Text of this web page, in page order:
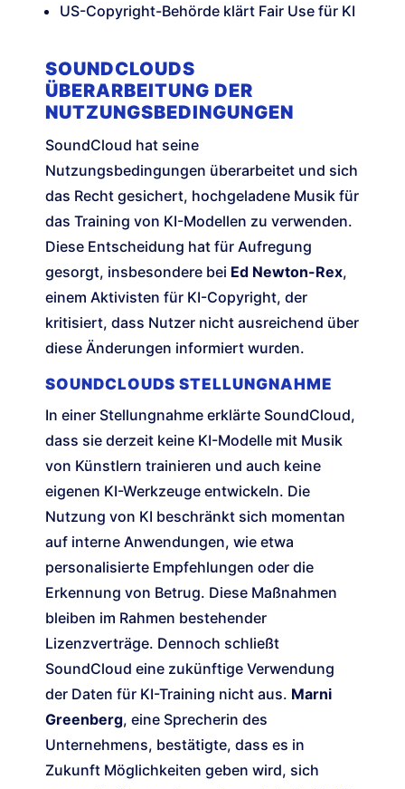
US-Copyright-Behörde klärt Fair Use für KI
SOUNDCLOUDS
ÜBERARBEITUNG DER
NUTZUNGSBEDINGUNGEN
SoundCloud hat seine
Nutzungsbedingungen überarbeitet und sich
das Recht gesichert, hochgeladene Musik für
das Training von KI-Modellen zu verwenden.
Diese Entscheidung hat für Aufregung
gesorgt, insbesondere bei Ed Newton-Rex,
einem Aktivisten für KI-Copyright, der
kritisiert, dass Nutzer nicht ausreichend über
diese Änderungen informiert wurden.
SOUNDCLOUDS STELLUNGNAHME
In einer Stellungnahme erklärte SoundCloud,
dass sie derzeit keine KI-Modelle mit Musik
von Künstlern trainieren und auch keine
eigenen KI-Werkzeuge entwickeln. Die
Nutzung von KI beschränkt sich momentan
auf interne Anwendungen, wie etwa
personalisierte Empfehlungen oder die
Erkennung von Betrug. Diese Maßnahmen
bleiben im Rahmen bestehender
Lizenzverträge. Dennoch schließt
SoundCloud eine zukünftige Verwendung
der Daten für KI-Training nicht aus. Marni
Greenberg, eine Sprecherin des
Unternehmens, bestätigte, dass es in
Zukunft Möglichkeiten geben wird, sich